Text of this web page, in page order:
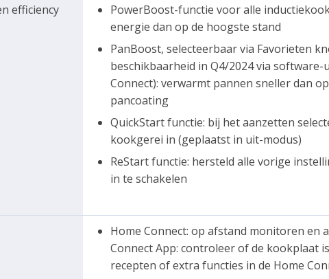
efficiency
PowerBoost-functie voor alle
energie dan op de hoogste stand
PanBoost, selecteerbaar via Favorieten
beschikbaarheid in Q4/2024 via
Connect): verwarmt pannen sneller dan
pancoating
QuickStart functie: bij het aanzetten
kookgerei in (geplaatst in uit-modus)
ReStart functie: hersteld alle vorige
in te schakelen
Home Connect: op afstand monitoren en
Connect App: controleer of de kookplaat
recepten of extra functies in de Home